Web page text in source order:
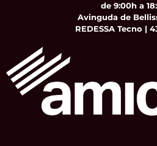
de 9:00h a
Avinguda de
REDESSA Tecno |